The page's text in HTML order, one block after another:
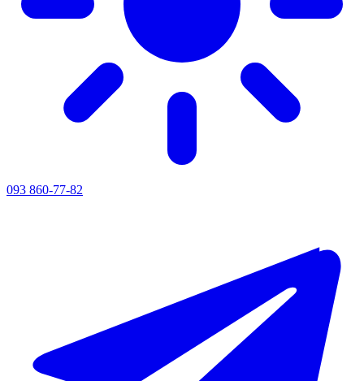
093 860-77-82